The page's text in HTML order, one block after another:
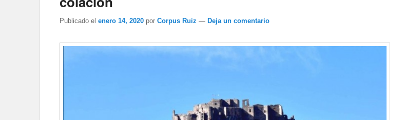
Publicado el enero 14, 2020 por Corpus Ruiz — Deja un comentario